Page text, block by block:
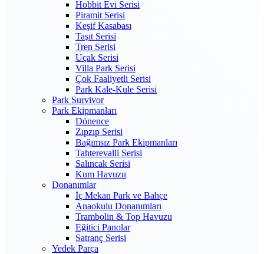
Hobbit Evi Serisi
Piramit Serisi
Keşif Kasabası
Taşıt Serisi
Tren Serisi
Uçak Serisi
Villa Park Serisi
Çok Faaliyetli Serisi
Park Kale-Kule Serisi
Park Survivor
Park Ekipmanları
Dönence
Zıpzıp Serisi
Bağımsız Park Ekipmanları
Tahterevalli Serisi
Salıncak Serisi
Kum Havuzu
Donanımlar
İç Mekan Park ve Bahçe
Anaokulu Donanımları
Trambolin & Top Havuzu
Eğitici Panolar
Satranç Serisi
Yedek Parça